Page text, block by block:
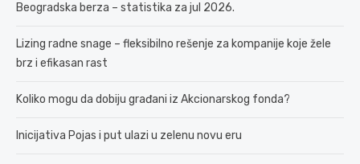
Beogradska berza – statistika za jul 2026.
Lizing radne snage – fleksibilno rešenje za kompanije koje žele
brz i efikasan rast
Koliko mogu da dobiju građani iz Akcionarskog fonda?
Inicijativa Pojas i put ulazi u zelenu novu eru